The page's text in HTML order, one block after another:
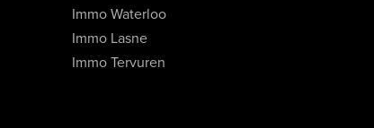
Immo Waterloo
Immo Lasne
Immo Tervuren